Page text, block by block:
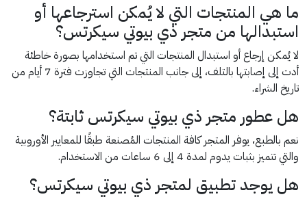
ما هي المنتجات التي لا يُمكن استرجاعها أو
استبدالها من متجر ذي بيوتي سيكرتس؟
لا يُمكن إرجاع أو استبدال المنتجات التي تم استخدامها بصورة خاطئة
أدت إلى إصابتها بالتلف، إلى جانب المنتجات التي تجاوزت فترة 7 أيام من
تاريخ الشراء.
هل عطور متجر ذي بيوتي سيكرتس ثابتة؟
نعم بالطبع، يوفر المتجر كافة المنتجات المُصنعة طبقًا للمعايير الأوروبية
والتي تتميز بثبات يدوم لمدة 4 إلى 6 ساعات من الاستخدام.
هل يوجد تطبيق لمتجر ذي بيوتي سيكرتس؟